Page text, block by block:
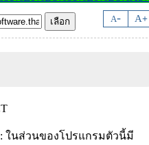
A- A+
: ในส่วนของโปรแกรมตัวนี้มี